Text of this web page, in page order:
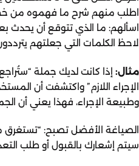
اطلب منهم شرح ما فهموه من
اسألهم: ما الذي تتوقع أن يحدث
لاحظ الكلمات التي جعلتهم
مثال: إذا كانت لديك جملة
الإجراء اللازم” واكتشفت أن
وطبيعة الإجراء، فهذا يعني أن
سيتم إشعارك بالقبول أو طلب